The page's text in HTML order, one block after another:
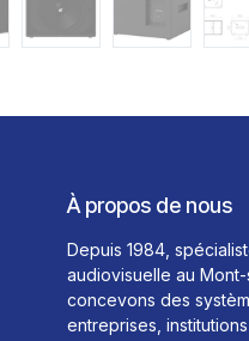
À propos de nous
Depuis 1984,
audiovisuelle au
concevons des
entreprises,